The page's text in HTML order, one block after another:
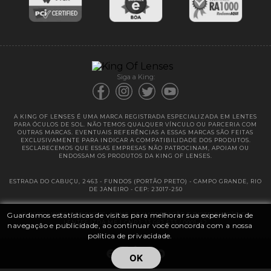
Guardamos estatísticas de visitas para melhorar sua experiência de
navegação e publicidade, ao continuar você concorda com a nossa
política de privacidade.
OK
Entregas
Siga a King:
A KING OF LENSES É UMA MARCA REGISTRADA ESPECIALIZADA EM LENTES
PARA ÓCULOS DE SOL. NÃO TEMOS QUALQUER VÍNCULO OU PARCERIA COM
OUTRAS MARCAS. EVENTUAIS REFERÊNCIAS A ESSAS MARCAS SÃO FEITAS
EXCLUSIVAMENTE PARA INDICAR A COMPATIBILIDADE DOS PRODUTOS.
ESCLARECEMOS QUE ESSAS EMPRESAS NÃO PATROCINAM, APOIAM OU
ENDOSSAM OS PRODUTOS DA KING OF LENSES.
ESTRADA DO CABUÇU, 2463 - FUNDOS (PORTÃO PRETO) - CAMPO GRANDE, RIO
DE JANEIRO - CEP: 23017-250
@ 2025 | KING OF LENSES - KING OF IMPORTAÇÃO E DISTRIBUIÇÃO DE
LENTES LTDA ME | CNPJ: 13.682.533 / 0001-42